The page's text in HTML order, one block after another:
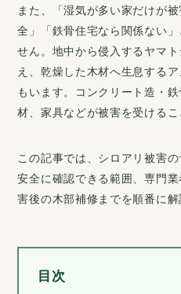
また、「湿気が多い家だけが
全」「鉄骨住宅なら関係ない
せん。地中から侵入するヤマ
え、乾燥した木材へ生息する
もいます。コンクリート造・
材、家具などが被害を受けるこ
この記事では、シロアリ被害
安全に確認できる範囲、専門
害後の木部補修までを順番に解
目次